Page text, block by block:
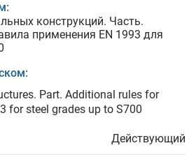
конструкций. Часть.
применения EN 1993 для
Part. Additional rules for
for steel grades up to S700
Действующий